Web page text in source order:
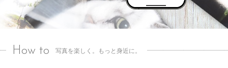
How to 写真を楽しく。もっと身近に。